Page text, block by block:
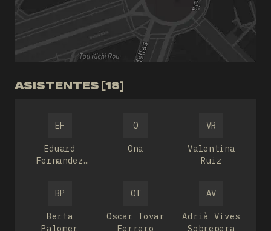
ASISTENTES [18]
EF
Eduard
Fernandez
O
Ona
VR
Valentina
Ruiz
BP
Berta
Palomer
OT
Oscar Tovar
Ferrero
AV
Adrià Vives
Sobrepera